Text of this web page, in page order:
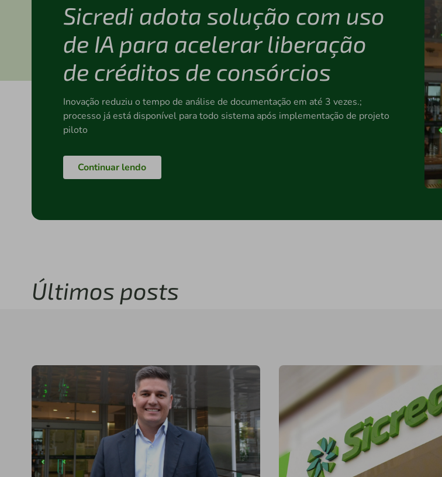
Sicredi adota solução com uso
de IA para acelerar liberação
de créditos de consórcios
Inovação reduziu o tempo de análise de documentação em até 3 vezes.;
processo já está disponível para todo sistema após implementação de projeto
piloto
Continuar lendo
Últimos posts